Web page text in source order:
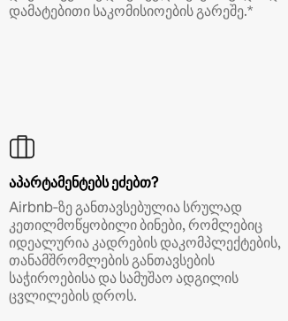
დამატებითი საკომისიოების გარეშე.*
აპარტამენტებს ეძებთ?
Airbnb‑ზე განთავსებულია სრულად
კეთილმოწყობილი ბინები, რომლებიც
იდეალურია კადრების დაკომპლექტების,
თანამშრომლების განთავსების
საჭიროებისა და სამუშაო ადგილის
ცვლილების დროს.